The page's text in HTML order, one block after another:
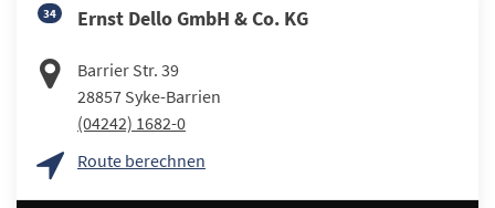
34 Ernst Dello GmbH & Co. KG
Barrier Str. 39
28857 Syke-Barrien
(04242) 1682-0
Route berechnen